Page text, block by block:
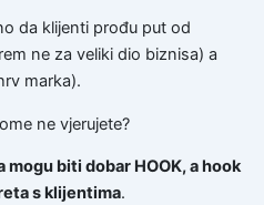
da klijenti prođu put od
ne za veliki dio biznisa) a
marka).
ne vjerujete?
biti dobar HOOK, a hook
s klijentima.